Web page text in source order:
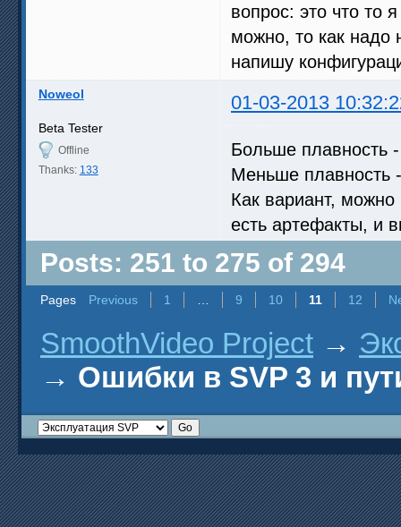
вопрос: это что то
можно, то как надо
напишу
Noweol 01-03-2013
Beta Tester
Offline
Thanks: 133
Больше плавность
Меньше плавность
Как вариант, можно
есть артефакты, и
Posts: 251 to 275 of 294
Pages Previous 1 9 10 11 12
SmoothVideo Project →
→ Ошибки в SVP 3 и